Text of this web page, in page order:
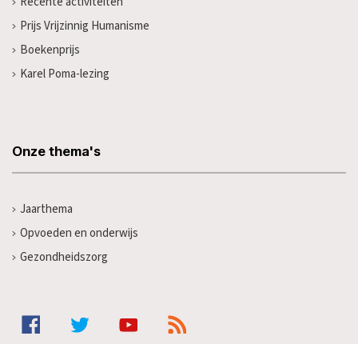
Prijs Vrijzinnig Humanisme
Boekenprijs
Karel Poma-lezing
Onze thema's
Jaarthema
Opvoeden en onderwijs
Gezondheidszorg